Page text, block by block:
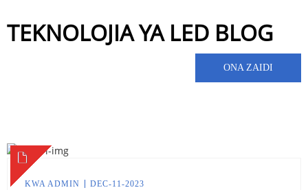
TEKNOLOJIA YA LED BLOG
ONA ZAIDI
KWA ADMIN DEC-11-2023